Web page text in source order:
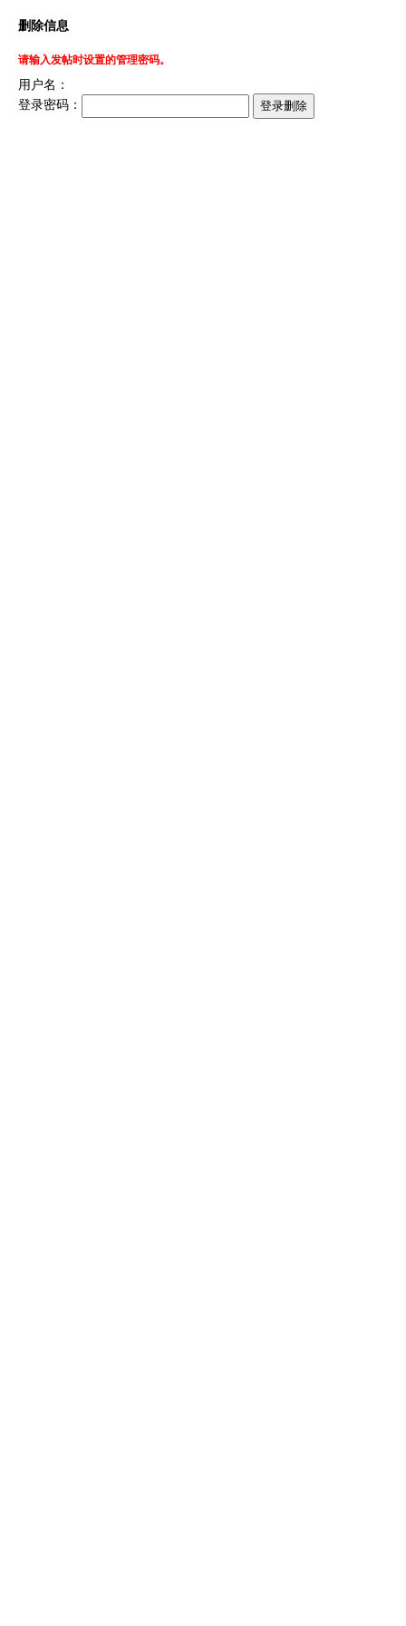
删除信息
请输入发帖时设置的管理密码。
用户名：
登录密码：